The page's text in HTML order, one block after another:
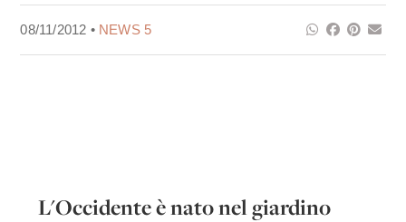
08/11/2012 • NEWS 5
L'Occidente è nato nel giardino